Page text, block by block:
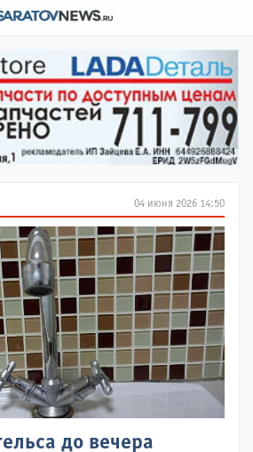
04 июня 2026 14:50
до вечера